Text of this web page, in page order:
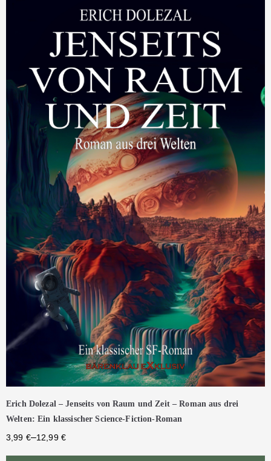
Erich Dolezal – Jenseits von Raum und Zeit – Roman aus drei
Welten: Ein klassischer Science-Fiction-Roman
3,99 €–12,99 €